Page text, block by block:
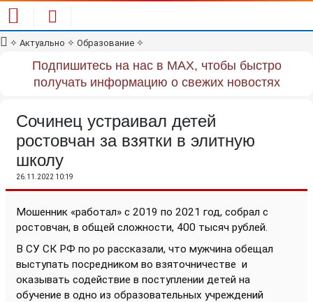
✧ Актуально ✧ Образование ✧
Подпишитесь на нас в MAX, чтобы быстро
получать информацию о свежих новостях
Сочинец устраивал детей
ростовчан за взятки в элитную
школу
26.11.2022 10:19
Мошенник «работал» с 2019 по 2021 год, собрал с
ростовчан, в общей сложности, 400 тысяч рублей.
В СУ СК РФ по ро рассказали, что мужчина обещал
выступать посредником во взяточничестве и
оказывать содействие в поступлении детей на
обучение в одно из образовательных учреждений